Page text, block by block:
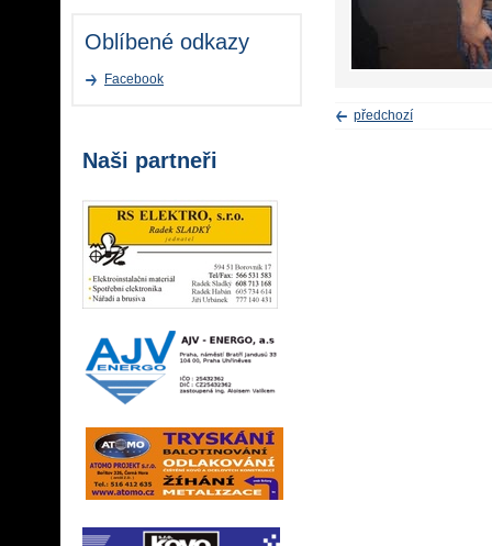
předchozí
Oblíbené odkazy
Facebook
Naši partneři